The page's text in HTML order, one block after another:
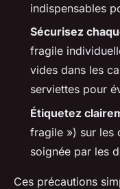
indispensables
Sécurisez
fragile
vides dans les
serviettes pour
Étiquetez
fragile ») sur les
soignée par les
Ces précautions